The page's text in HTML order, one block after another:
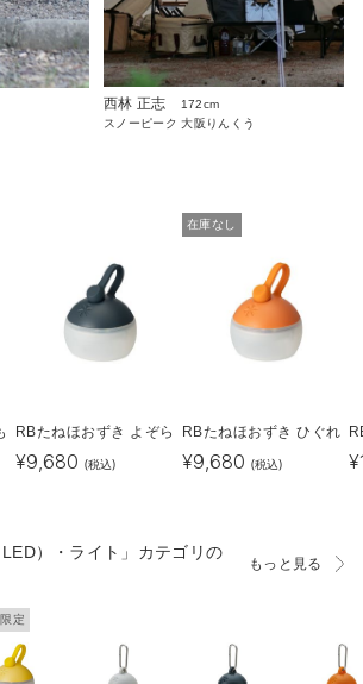
西林 正志
172cm
スノーピーク 大阪りんくう
RBたねほおずき よぞら
¥9,680 (税込)
在庫なし
RBたねほおずき ひぐれ
¥9,680 (税込) ¥
LED）・ライト」カテゴリの
もっと見る
定